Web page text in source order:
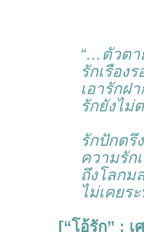
“…ตัวตาย
รักเรืองร
เอารักฝา
รักยังไม่ต
รักปักตรึ
ความรักเ
ถึงโลกม
ไม่เคยระ
[“โอ้รัก” :